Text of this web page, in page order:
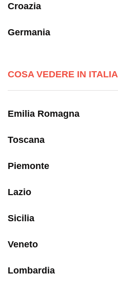
Croazia
Germania
COSA VEDERE IN ITALIA
Emilia Romagna
Toscana
Piemonte
Lazio
Sicilia
Veneto
Lombardia